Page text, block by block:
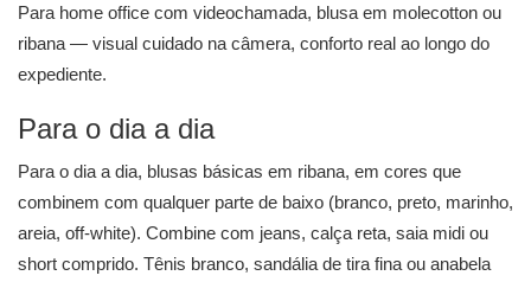
Para home office com videochamada, blusa em molecotton ou
ribana — visual cuidado na câmera, conforto real ao longo do
expediente.
Para o dia a dia
Para o dia a dia, blusas básicas em ribana, em cores que
combinem com qualquer parte de baixo (branco, preto, marinho,
areia, off-white). Combine com jeans, calça reta, saia midi ou
short comprido. Tênis branco, sandália de tira fina ou anabela